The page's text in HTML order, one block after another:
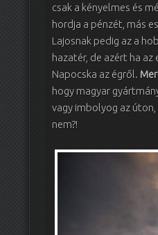
csak a kényelmes és
hordja a pénzét, más
Lajosnak pedig az a
hazatér, de azért ha
Napocska az égről.
hogy magyar
vagy imbolyog az
nem?!